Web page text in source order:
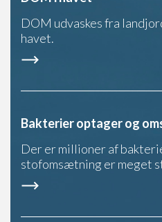
DOM udvaskes fra
havet.
Bakterier optager og
Der er millioner af
stofomsætning er meget